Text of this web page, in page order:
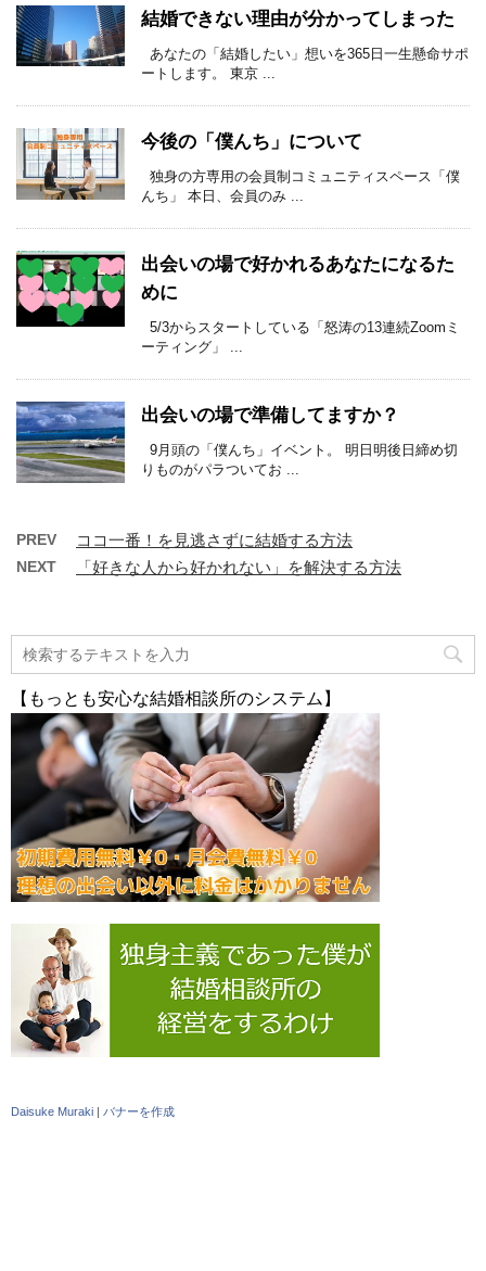
結婚できない理由が分かってしまった
あなたの「結婚したい」想いを365日一生懸命サポ
ートします。 東京 ...
今後の「僕んち」について
独身の方専用の会員制コミュニティスペース「僕
んち」 本日、会員のみ ...
出会いの場で好かれるあなたになるた
めに
5/3からスタートしている「怒涛の13連続Zoomミ
ーティング」 ...
出会いの場で準備してますか？
9月頭の「僕んち」イベント。 明日明後日締め切
りものがパラついてお ...
PREV ココ一番！を見逃さずに結婚する方法
NEXT 「好きな人から好かれない」を解決する方法
【もっとも安心な結婚相談所のシステム】
Daisuke Muraki バナーを作成